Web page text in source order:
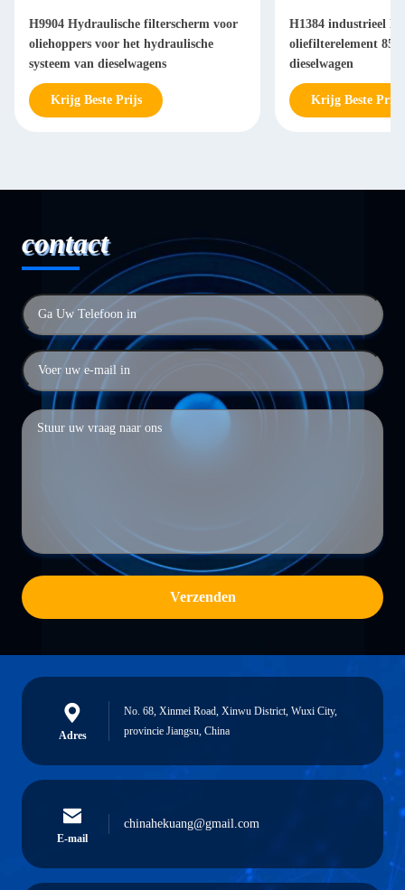
H9904 Hydraulische filterscherm voor
oliehoppers voor het hydraulische
systeem van dieselwagens
Krijg Beste Prijs
H1384 industrieel
oliefilterelement 85
dieselwagen
Krijg Beste Prijs
contact
Verzenden
Adres
No. 68, Xinmei Road, Xinwu District, Wuxi City,
provincie Jiangsu, China
E-mail
chinahekuang@gmail.com